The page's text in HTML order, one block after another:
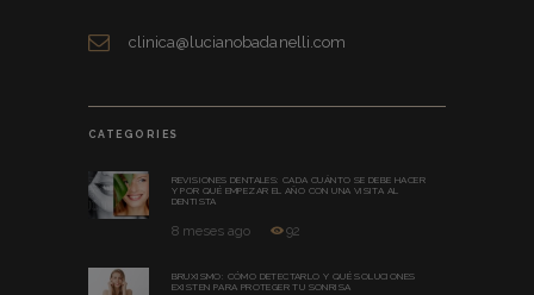
clinica@lucianobadanelli.com
CATEGORIES
REVISIONES DENTALES: CADA CUÁNTO SE DEBE HACER
Y POR QUÉ EMPEZAR EL AÑO CON UNA VISITA AL
DENTISTA
8 meses ago 92
BRUXISMO: CÓMO DETECTARLO Y QUÉ SOLUCIONES
EXISTEN PARA PROTEGER TU SONRISA